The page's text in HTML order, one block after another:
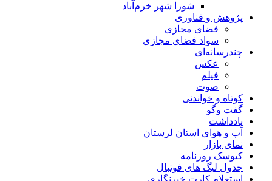
شورا شهر خرم‌آباد
پژوهش و فناوری
فضای مجازی
سواد فضای مجازی
چندرسانه‌ای
عكس
فیلم
صوت
کوتاه و خواندنی
گفت وگو
یادداشت
آب و هوای استان لرستان
نمای بازار
کیوسک روزنامه
جدول لیگ های فوتبال
استعلام کارت خبرنگاری